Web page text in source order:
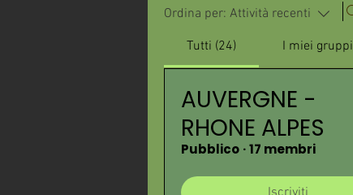
Ordina per: Attività recenti
Tutti (24) I miei gruppi
AUVERGNE -
RHONE ALPES
Pubblico ·17 membri